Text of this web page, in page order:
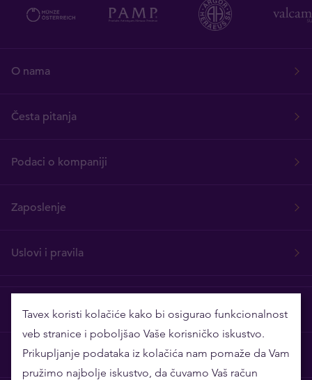
O nama
Česta pitanja
Podaci o kompaniji
Zaposlenje
Uslovi i pravila
Bugarska
Danska
Tavex koristi kolačiće kako bi osigurao funkcionalnost
veb stranice i poboljšao Vaše korisničko iskustvo.
Prikupljanje podataka iz kolačića nam pomaže da Vam
pružimo najbolje iskustvo, da čuvamo Vaš račun